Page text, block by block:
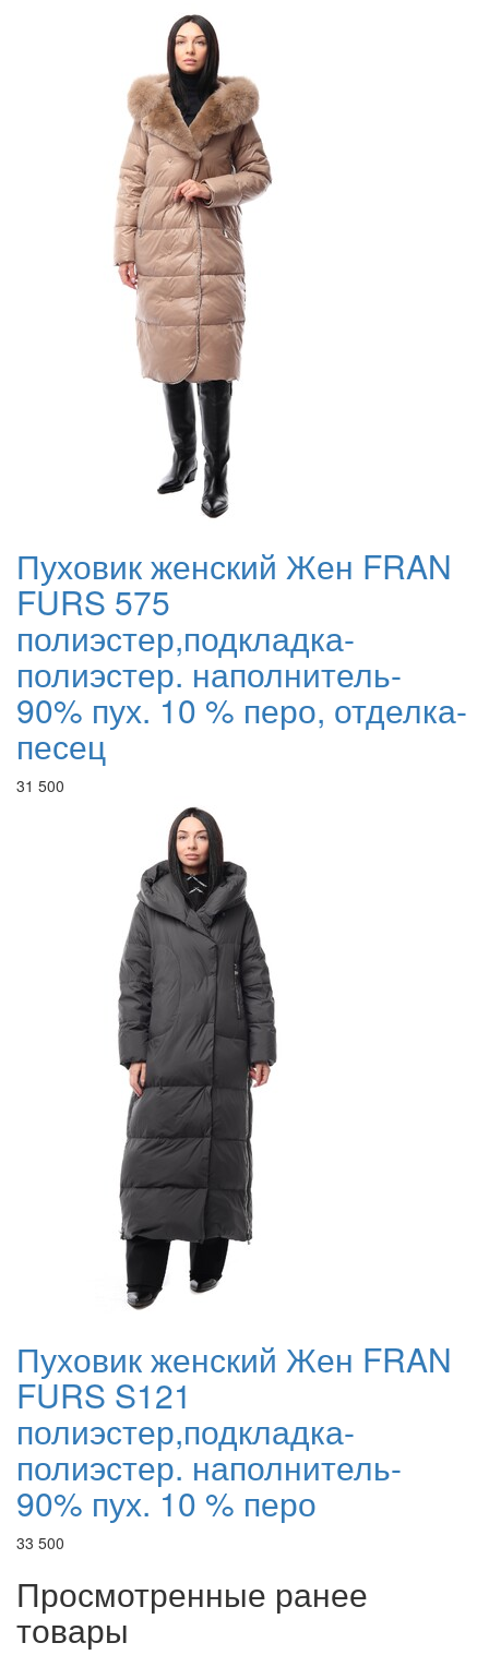
Пуховик женский Жен FRAN
FURS 575
полиэстер,подкладка-
полиэстер. наполнитель-
90% пух. 10 % перо, отделка-
песец
31 500
Пуховик женский Жен FRAN
FURS S121
полиэстер,подкладка-
полиэстер. наполнитель-
90% пух. 10 % перо
33 500
Просмотренные ранее
товары